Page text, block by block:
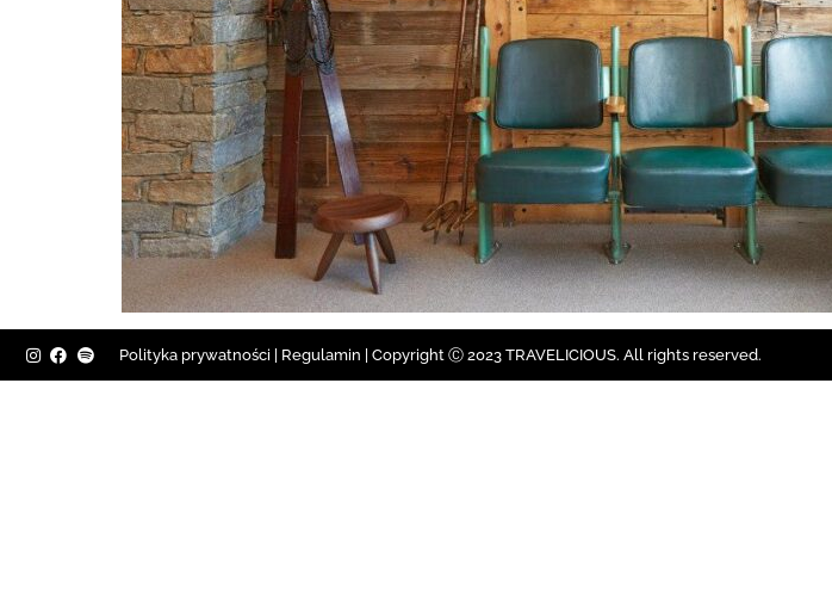
Polityka prywatności Regulamin | Copyright Ⓒ 2023 TRAVELICIOUS. All rights reserved.